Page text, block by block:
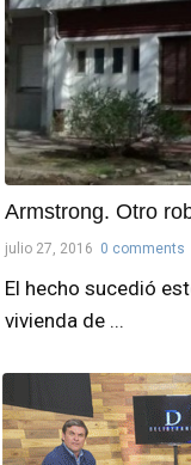
Armstrong. Otro
julio 27, 2016 0 comments
El hecho sucedió
vivienda de ...